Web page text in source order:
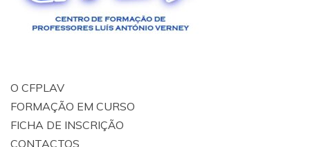
O CFPLAV
FORMAÇÃO EM CURSO
FICHA DE INSCRIÇÃO
CONTACTOS